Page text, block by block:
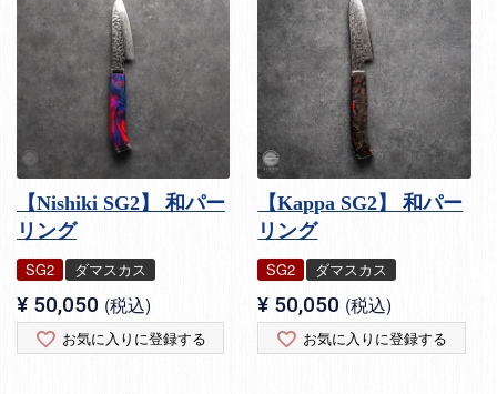
【Nishiki SG2】 和パー
リング
SG2 ダマスカス
¥ 50,050 税込
お気に入りに登録する
【Kappa SG2】 和パー
リング
SG2 ダマスカス
¥ 50,050 税込
お気に入りに登録する